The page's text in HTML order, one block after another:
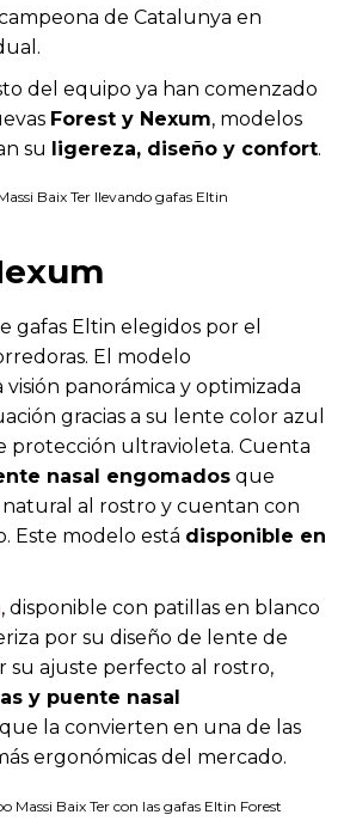
de Catalunya en
del equipo ya han comenzado
Forest y Nexum, modelos
su ligereza, diseño y confort.
gafas Eltin elegidos por el
El modelo
panorámica y optimizada
gracias a su lente color azul
protección ultravioleta. Cuenta
nasal engomados que
al rostro y cuentan con
Este modelo está disponible en
, disponible con patillas en blanco
por su diseño de lente de
su ajuste perfecto al rostro,
y puente nasal
la convierten en una de las
ergonómicas del mercado.